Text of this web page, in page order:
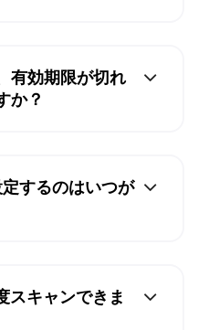
有効期限が切れ
か？
するのはいつが
スキャンできま